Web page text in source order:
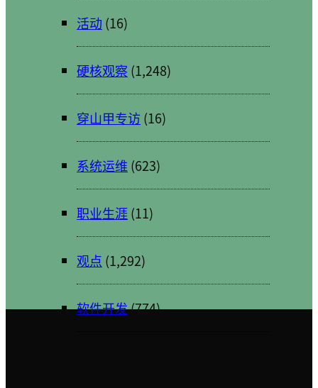
活动 (16)
硬核观察 (1,248)
穿山甲专访(16)
系统运维(623)
职业生涯(11)
观点 (1,292)
软件开发(774)